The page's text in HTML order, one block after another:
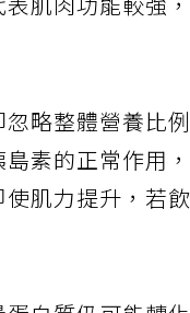
肌肉功能較強
略整體營養比
素的正常作用
肌力提升，若